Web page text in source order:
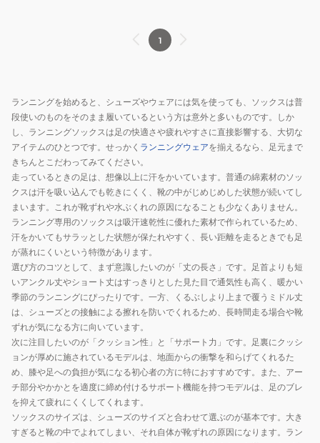
1
ランニングを始めると、シューズやウェアには気を使っても、ソックスは普
段使いのものをそのまま履いているという方は意外と多いものです。しか
し、ランニングソックスは足の快適さや疲れやすさに直接影響する、大切な
アイテムのひとつです。せっかく ランニングウェアを揃えるなら、足元まで
きちんとこだわってみてください。
走っているときの足は、想像以上に汗をかいています。普通の綿素材のソッ
クスは汗を吸い込んでも乾きにくく、靴の中がじめじめした状態が続いてし
まいます。これが靴ずれや水ぶくれの原因になることも少なくありません。
ランニング専用のソックスは吸汗速乾性に優れた素材で作られているため、
汗をかいてもサラッとした状態が保たれやすく、長い距離を走るときでも足
が蒸れにくいという特徴があります。
選び方のコツとして、まず意識したいのが「丈の長さ」です。足首よりも短
いアンクル丈やショート丈はすっきりとした見た目で通気性も高く、暖かい
季節のランニングにぴったりです。一方、くるぶしより上まで覆うミドル丈
は、シューズとの接触による擦れを防いでくれるため、長時間走る場合や靴
ずれが気になる方に向いています。
次に注目したいのが「クッション性」と「サポート力」です。足裏にクッシ
ョンが厚めに施されているモデルは、地面からの衝撃を和らげてくれるた
め、膝や足への負担が気になる初心者の方に特におすすめです。また、アー
チ部分やかかとを適度に締め付けるサポート機能を持つモデルは、足のブレ
を抑えて疲れにくくしてくれます。
ソックスのサイズは、シューズのサイズと合わせて選ぶのが基本です。大き
すぎると靴の中でよれてしまい、それ自体が靴ずれの原因になります。ラン